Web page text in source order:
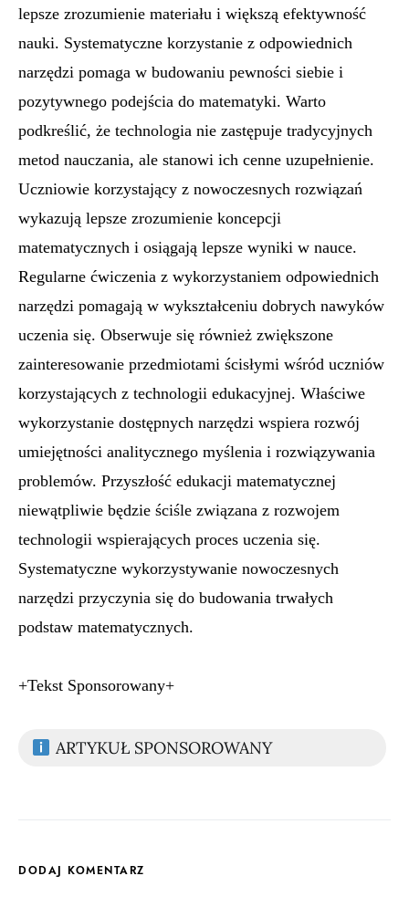
lepsze zrozumienie materiału i większą efektywność
nauki. Systematyczne korzystanie z odpowiednich
narzędzi pomaga w budowaniu pewności siebie i
pozytywnego podejścia do matematyki. Warto
podkreślić, że technologia nie zastępuje tradycyjnych
metod nauczania, ale stanowi ich cenne uzupełnienie.
Uczniowie korzystający z nowoczesnych rozwiązań
wykazują lepsze zrozumienie koncepcji
matematycznych i osiągają lepsze wyniki w nauce.
Regularne ćwiczenia z wykorzystaniem odpowiednich
narzędzi pomagają w wykształceniu dobrych nawyków
uczenia się. Obserwuje się również zwiększone
zainteresowanie przedmiotami ścisłymi wśród uczniów
korzystających z technologii edukacyjnej. Właściwe
wykorzystanie dostępnych narzędzi wspiera rozwój
umiejętności analitycznego myślenia i rozwiązywania
problemów. Przyszłość edukacji matematycznej
niewątpliwie będzie ściśle związana z rozwojem
technologii wspierających proces uczenia się.
Systematyczne wykorzystywanie nowoczesnych
narzędzi przyczynia się do budowania trwałych
podstaw matematycznych.
+Tekst Sponsorowany+
ARTYKUŁ SPONSOROWANY
DODAJ KOMENTARZ